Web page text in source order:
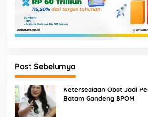
Post Sebelumya
Ketersediaan Obat Jadi
Batam Gandeng BPOM